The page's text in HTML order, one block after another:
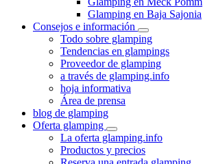
Glamping en Baja Sajonia
Consejos e información
Todo sobre glamping
Tendencias en glampings
Proveedor de glamping
a través de glamping.info
hoja informativa
Área de prensa
blog de glamping
Oferta glamping
La oferta glamping.info
Productos y precios